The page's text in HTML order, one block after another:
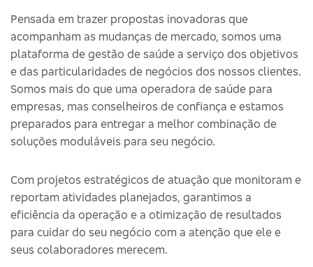
Pensada em trazer propostas inovadoras que
acompanham as mudanças de mercado, somos uma
plataforma de gestão de saúde a serviço dos objetivos
e das particularidades de negócios dos nossos clientes.
Somos mais do que uma operadora de saúde para
empresas, mas conselheiros de confiança e estamos
preparados para entregar a melhor combinação de
soluções moduláveis para seu negócio.
Com projetos estratégicos de atuação que monitoram e
reportam atividades planejados, garantimos a
eficiência da operação e a otimização de resultados
para cuidar do seu negócio com a atenção que ele e
seus colaboradores merecem.